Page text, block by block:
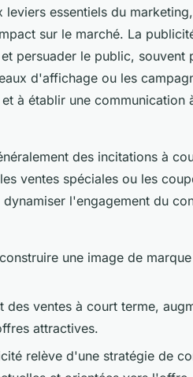
leviers essentiels du
sur le marché. La
persuader le public, souvent
d'affichage ou les
et à établir une communication
des incitations à
ventes spéciales ou les
dynamiser l'engagement du
une image de
des ventes à court terme,
attractives.
relève d'une stratégie de